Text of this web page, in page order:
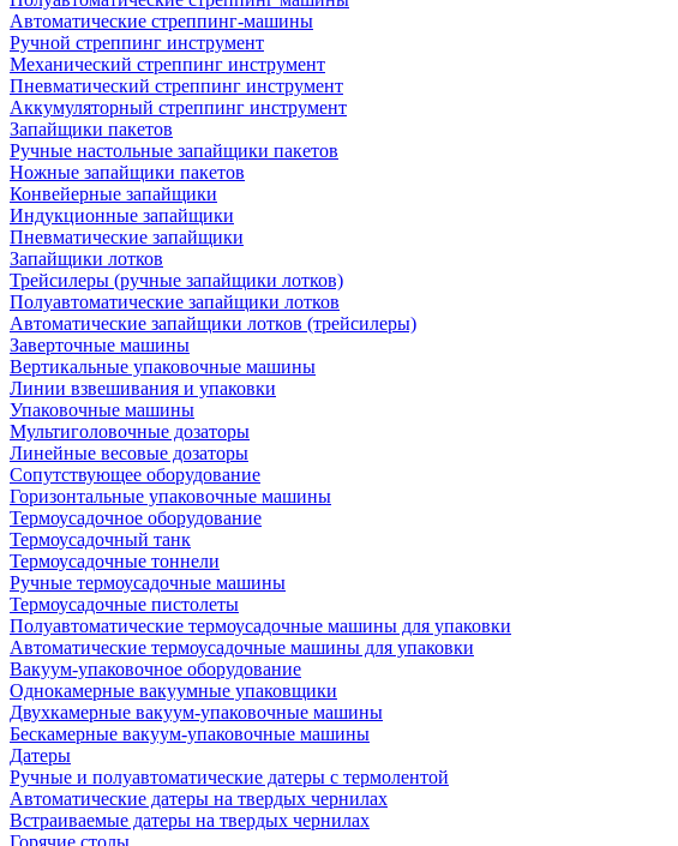
Автоматические стреппинг-машины
Ручной стреппинг инструмент
Механический стреппинг инструмент
Пневматический стреппинг инструмент
Аккумуляторный стреппинг инструмент
Запайщики пакетов
Ручные настольные запайщики пакетов
Ножные запайщики пакетов
Конвейерные запайщики
Индукционные запайщики
Пневматические запайщики
Запайщики лотков
Трейсилеры (ручные запайщики лотков)
Полуавтоматические запайщики лотков
Автоматические запайщики лотков (трейсилеры)
Заверточные машины
Вертикальные упаковочные машины
Линии взвешивания и упаковки
Упаковочные машины
Мультиголовочные дозаторы
Линейные весовые дозаторы
Сопутствующее оборудование
Горизонтальные упаковочные машины
Термоусадочное оборудование
Термоусадочный танк
Термоусадочные тоннели
Ручные термоусадочные машины
Термоусадочные пистолеты
Полуавтоматические термоусадочные машины для упаковки
Автоматические термоусадочные машины для упаковки
Вакуум-упаковочное оборудование
Однокамерные вакуумные упаковщики
Двухкамерные вакуум-упаковочные машины
Бескамерные вакуум-упаковочные машины
Датеры
Ручные и полуавтоматические датеры с термолентой
Автоматические датеры на твердых чернилах
Встраиваемые датеры на твердых чернилах
Горячие столы